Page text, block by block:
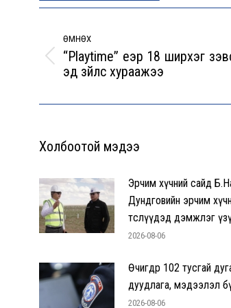
navigation
ӨМНӨХ
Previous
post:
“Playtime” үеэр 18 ширхэг
эд зүйлс хураажээ
Холбоотой мэдээ
Эрчим хүчний сайд
Дундговийн эрчим
төслүүдэд дэмжлэг
2026-08-06
Өчигдөр 102 тусгай
дуудлага, мэдээлэл
2026-08-06